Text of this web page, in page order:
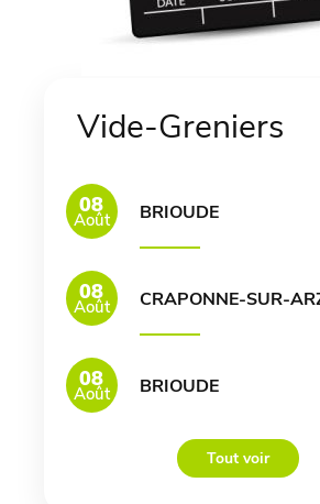
Vide-Greniers
08
Août BRIOUDE
08
Août CRAPONNE-SUR-
08
Août BRIOUDE
Tout voir